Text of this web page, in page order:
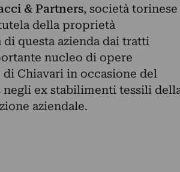
& Partners, società torinese
della proprietà
questa azienda dai tratti
nucleo di opere
Chiavari in occasione del
negli ex stabilimenti tessili
aziendale.